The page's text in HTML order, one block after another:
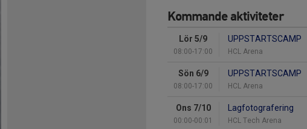
Kommande aktiviteter
Lör 5/9
08:00-17:00
UPPSTARTSCAMP
HCL Arena
Sön 6/9
08:00-17:00
UPPSTARTSCAMP
HCL Arena
Ons 7/10
00:00-00:01
Lagfotografering
HCL Tech Arena